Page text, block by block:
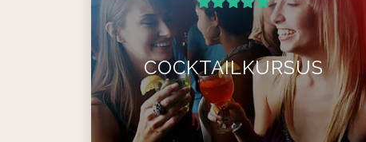
COCKTAILKURSUS